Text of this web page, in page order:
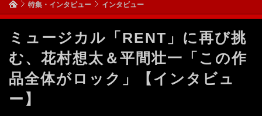
特集・インタビュー インタビュー
ミュージカル「RENT」に再び挑
む、花村想太＆平間壮一「この作
品全体がロック」【インタビュ
ー】